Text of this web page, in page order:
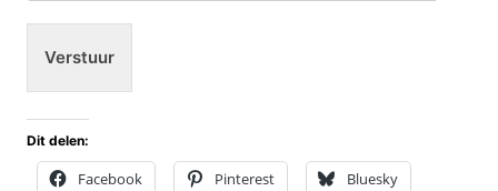
Verstuur
Dit delen:
Facebook Pinterest Bluesky